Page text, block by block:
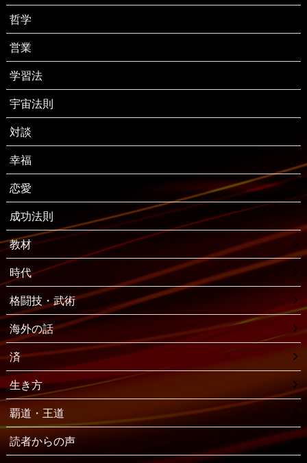
哲学
営業
学習法
宇宙法則
対談
幸福
恋愛
成功法則
教材
時代
格闘技・武術
海外の話
済
生き方
覇道・王道
読者からの声